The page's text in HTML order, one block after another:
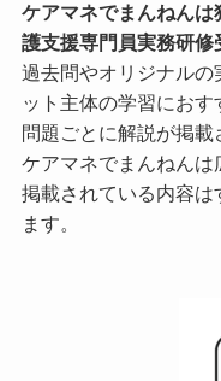
ケアマネでまんねん
護支援専門員実務研修
過去問やオリジナル
ット主体の学習におす
問題ごとに解説が掲載
ケアマネでまんねんは
掲載されている内容は
ます。